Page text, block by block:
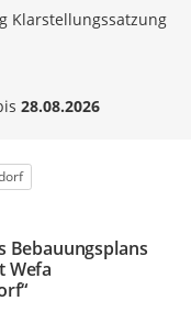
Klarstellungssatzung
28.08.2026
Bebauungsplans
Wefa